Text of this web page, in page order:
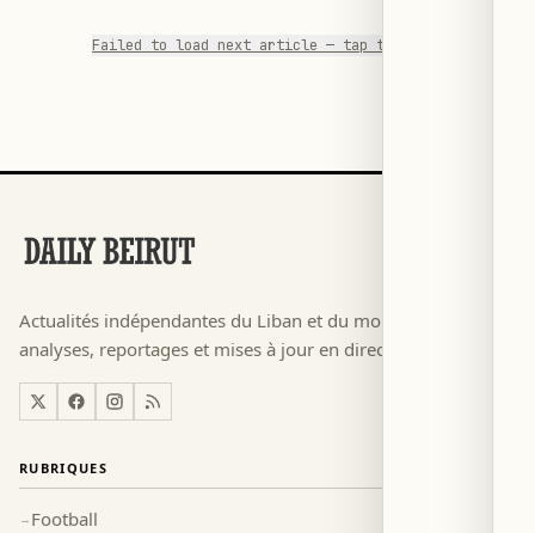
Failed to load next article — tap to retry
Actualités indépendantes du Liban et du monde arabe —
analyses, reportages et mises à jour en direct, 24h/24.
RUBRIQUES
→ Football